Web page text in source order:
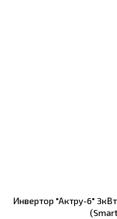
Инвертор "Актру-6"